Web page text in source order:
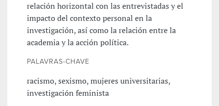
relación horizontal con las entrevistadas y el
impacto del contexto personal en la
investigación, así como la relación entre la
academia y la acción política.
PALAVRAS-CHAVE
racismo, sexismo, mujeres universitarias,
investigación feminista